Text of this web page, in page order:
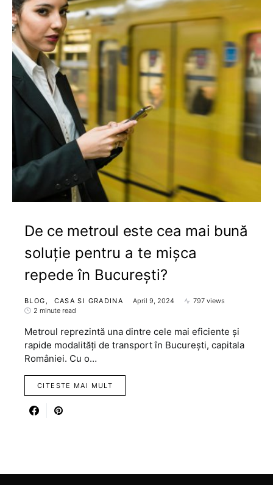
De ce metroul este cea mai bună
soluție pentru a te mișca
repede în București?
BLOG CASA SI GRADINA April 9, 2024
797 views
2 minute read
Metroul reprezintă una dintre cele mai eficiente și
rapide modalități de transport în București, capitala
României. Cu o…
CITESTE MAI MULT